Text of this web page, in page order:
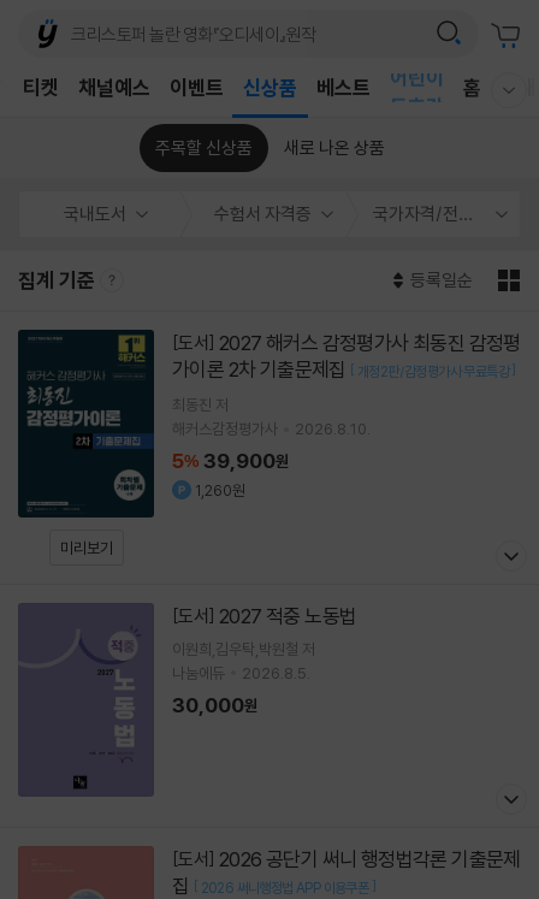
채널예스 이벤트 신상품 베스트 독후감 홈 국
티켓
주목할 신상품 새로 나온 상품
국내도서 수험서 자격증 국가자격/전문사무
집계 기준 등록일순
미리보기
[도서]
가이론 2차 기출문제집 [ 개정2판/감정평가사 무료특강 ]
최동진 저
해커스감정평가사
2026.8.10.
5% 39,900원
1,260원
[도서] 2027 적중 노동법
이원희,김우탁,박원철 저
나눔에듀
2026.8.5.
30,000원
[도서]
집 [ 2026 써니행정법 APP 이용쿠폰 ]